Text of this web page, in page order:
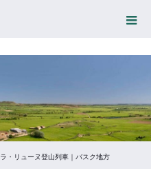
ラ・リューヌ登山列車｜バスク地方